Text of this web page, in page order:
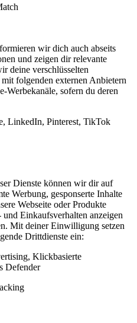
wir dich auch abseits
und zeigen dir relevante
deine verschlüsselten
folgenden externen Anbietern
Werbekanäle, sofern du deren
LinkedIn, Pinterest, TikTok
Dienste können wir dir auf
Werbung, gesponserte Inhalte
Webseite oder Produkte
Einkaufsverhalten anzeigen
Mit deiner Einwilligung setzen
Drittdienste ein:
Klickbasierte
Defender